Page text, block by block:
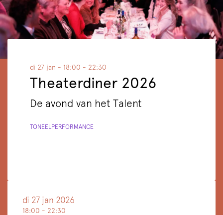
Theaterdiner 2026
De avond van het Talent
di 27 jan - 18:00 - 22:30
TONEELPERFORMANCE
di 27 jan 2026
18:00 - 22:30